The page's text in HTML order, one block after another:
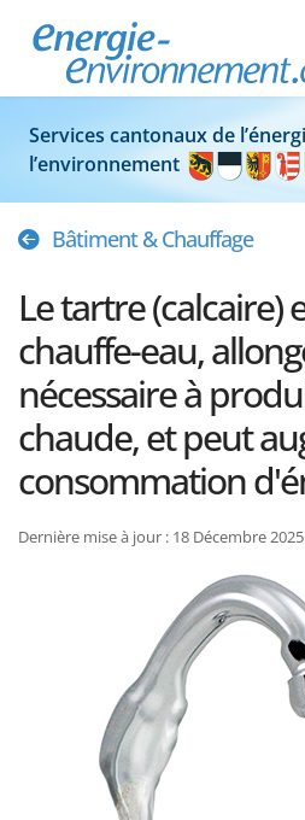
Services cantonaux de
l’environnement
Bâtiment & Chauffage
Le tartre (calcaire)
chauffe-eau,
nécessaire à
chaude, et peut
consommation
Dernière mise à jour : 18 Décembre 2025